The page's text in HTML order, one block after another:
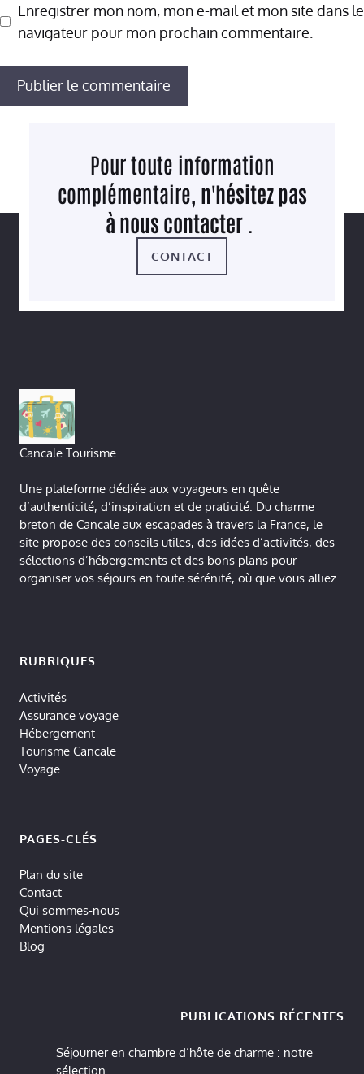
Enregistrer mon nom, mon e-mail et mon site dans le
navigateur pour mon prochain commentaire.
Pour toute information
complémentaire, n'hésitez pas
à nous contacter
CONTACT
Cancale Tourisme
Une plateforme dédiée aux voyageurs en quête
d’authenticité, d’inspiration et de praticité. Du charme
breton de Cancale aux escapades à travers la France, le
site propose des conseils utiles, des idées d’activités, des
sélections d’hébergements et des bons plans pour
organiser vos séjours en toute sérénité, où que vous alliez.
RUBRIQUES
Activités
Assurance voyage
Hébergement
Tourisme Cancale
Voyage
PAGES-CLÉS
Plan du site
Contact
Qui sommes-nous
Mentions légales
Blog
PUBLICATIONS RÉCENTES
Séjourner en chambre d’hôte de charme : notre
sélection